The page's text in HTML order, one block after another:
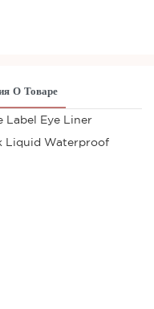
О Товаре
Label Eye Liner
Liquid Waterproof